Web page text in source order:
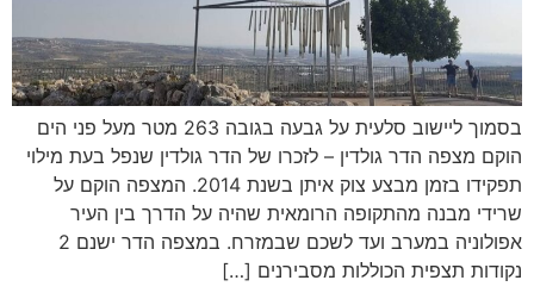
בסמוך ליישוב סלעית על גבעה בגובה 263 מטר מעל פני הים
הוקם מצפה הדר גולדין – לזכרו של הדר גולדין שנפל בעת מילוי
תפקידו בזמן מבצע צוק איתן בשנת 2014. המצפה הוקם על
שרידי מבנה מהתקופה הרומאית שהיה על הדרך בין העיר
אפולוניה במערב ועד לשכם שבמזרח. במצפה הדר ישנם 2
נקודות תצפית הכוללות מסבירנים […]